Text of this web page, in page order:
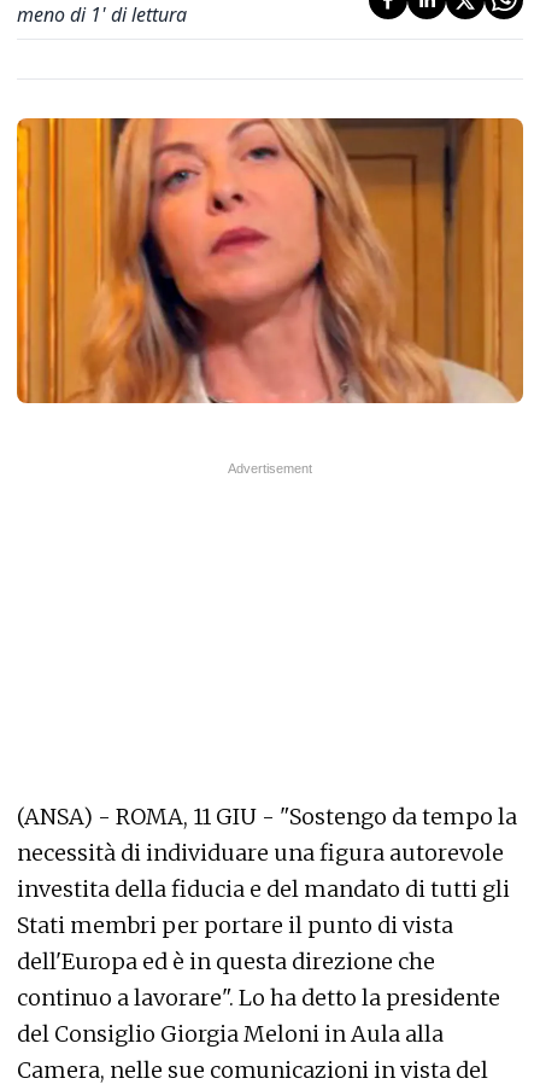
meno di 1' di lettura
(ANSA) - ROMA, 11 GIU - "Sostengo da tempo la
necessità di individuare una figura autorevole
investita della fiducia e del mandato di tutti gli
Stati membri per portare il punto di vista
dell'Europa ed è in questa direzione che
continuo a lavorare". Lo ha detto la presidente
del Consiglio Giorgia Meloni in Aula alla
Camera, nelle sue comunicazioni in vista del